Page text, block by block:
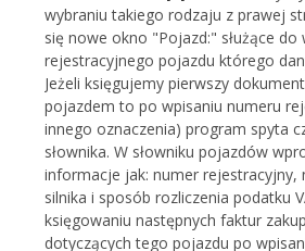
wybraniu takiego rodzaju z prawej
się nowe okno "Pojazd:" służące do
rejestracyjnego pojazdu którego
Jeżeli księgujemy pierwszy
pojazdem to po wpisaniu numeru
innego oznaczenia) program spyta
słownika. W słowniku pojazdów
informacje jak: numer rejestracyjny,
silnika i sposób rozliczenia podatku
księgowaniu następnych faktur
dotyczących tego pojazdu po